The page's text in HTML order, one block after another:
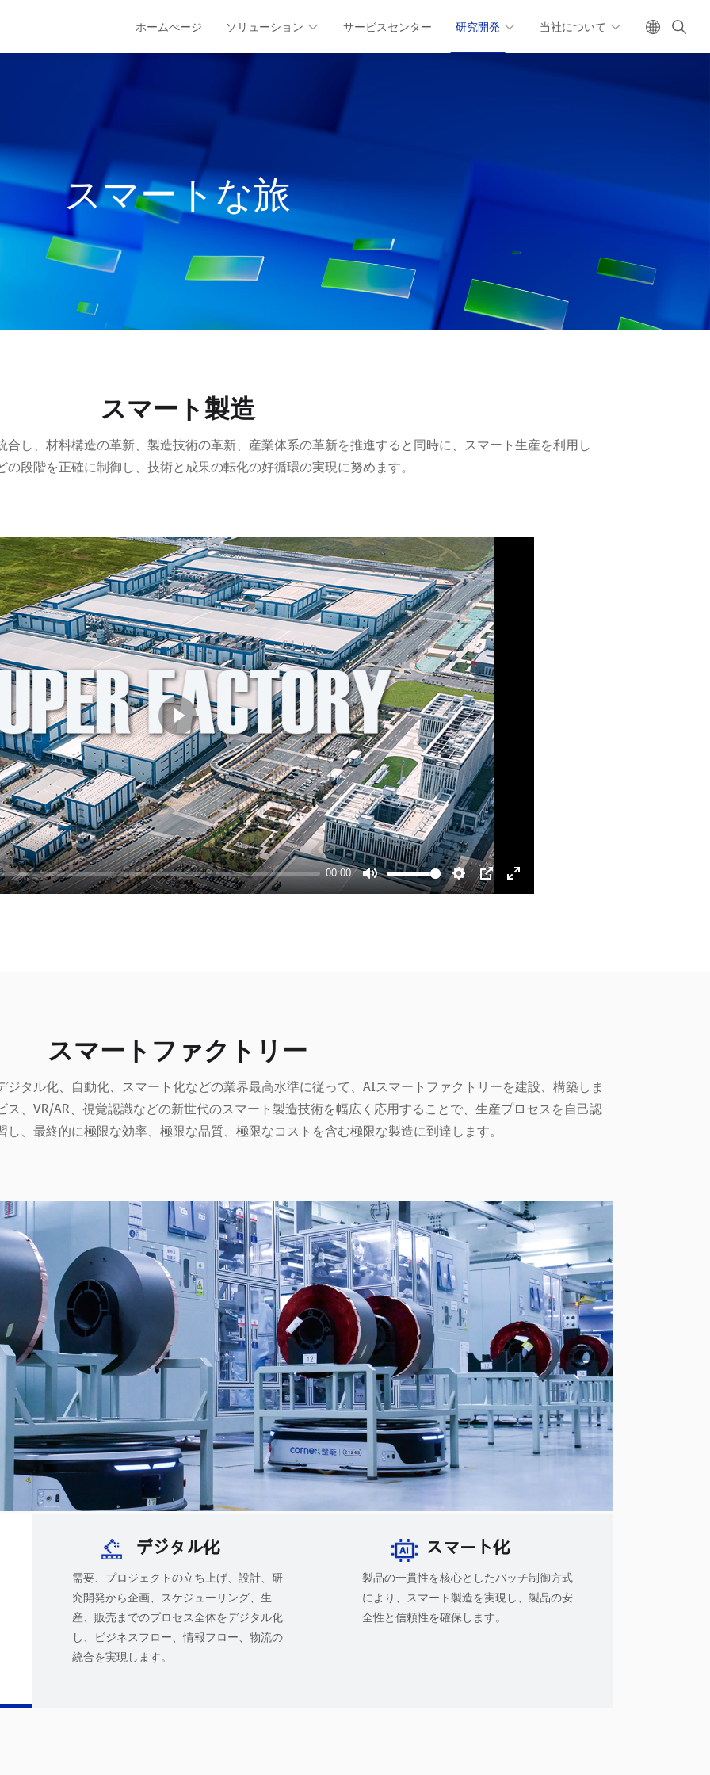
ホームぺージ ソリューション サービスセンター 研究開発 当社について
スマートな旅
スマート製造
し、材料構造の革新、製造技術の革新、産業体系の革新を推進すると同時に、スマート生産を利用し
段階を正確に制御し、技術と成果の転化の好循環の実現に努めます。
00:00
Mute Settings
PIP Enter
Play
スマートファクトリー
タル化、自動化、スマート化などの業界最高水準に従って、AIスマートファクトリーを建設、構築しま
、VR/AR、視覚認識などの新世代のスマート製造技術を幅広く応用することで、生産プロセスを自己認
、最終的に極限な効率、極限な品質、極限なコストを含む極限な製造に到達します。
デジタル化
需要、プロジェクトの立ち上げ、設計、研
究開発から企画、スケジューリング、生
産、販売までのプロセス全体をデジタル化
し、ビジネスフロー、情報フロー、物流の
統合を実現します。
スマート化
製品の一貫性を核心としたバッチ制御方式
により、スマート製造を実現し、製品の安
全性と信頼性を確保します。